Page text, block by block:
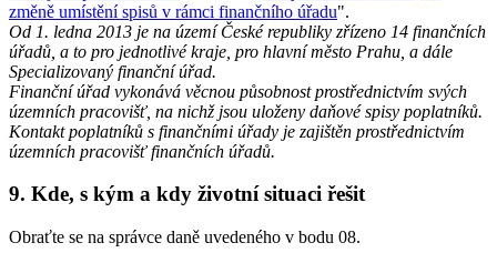
změně umístění spisů v rámci finančního úřadu".
Od 1. ledna 2013 je na území České republiky zřízeno 14 finančních
úřadů, a to pro jednotlivé kraje, pro hlavní město Prahu, a dále
Specializovaný finanční úřad.
Finanční úřad vykonává věcnou působnost prostřednictvím svých
územních pracovišť, na nichž jsou uloženy daňové spisy poplatníků.
Kontakt poplatníků s finančními úřady je zajištěn prostřednictvím
územních pracovišť finančních úřadů.
9. Kde, s kým a kdy životní situaci řešit
Obraťte se na správce daně uvedeného v bodu 08.